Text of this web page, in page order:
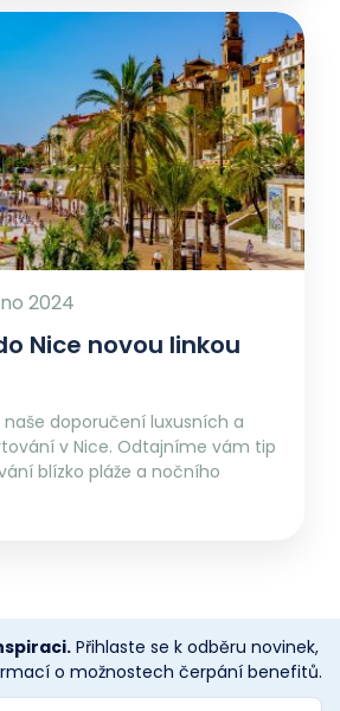
2024
Nice novou linkou
doporučení luxusních a
v Nice. Odtajníme vám tip
blízko pláže a nočního
Přihlaste se k odběru novinek,
o možnostech čerpání benefitů.